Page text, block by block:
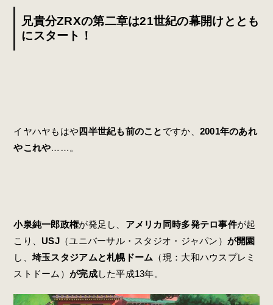
兄貴分ZRXの第二章は21世紀の幕開けととも
にスタート！
イヤハヤもはや四半世紀も前のこと ですか、 2001年のあれ
やこれや……。
小泉純一郎政権が発足し、 アメリカ同時多発テロ事件が起
こり、 USJ （ユニバーサル・スタジオ・ジャパン） が開園
し、埼玉スタジアムと札幌ドーム （現：大和ハウスプレミ
ストドーム）が完成した平成13年。